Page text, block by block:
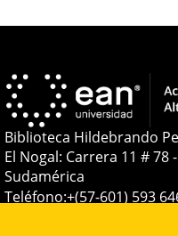
Biblioteca Hildebrando
El Nogal: Carrera 11 # 78
Sudamérica
Teléfono:+(57-601) 593